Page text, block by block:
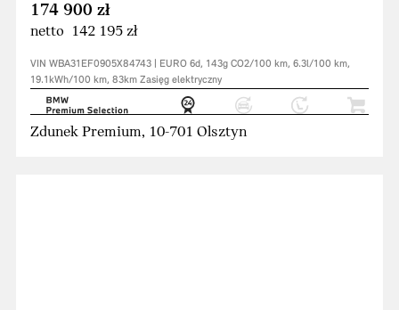
174 900 zł
netto 142 195 zł
VIN WBA31EF0905X84743 | EURO 6d, 143g CO2/100 km, 6.3l/100 km,
19.1kWh/100 km, 83km Zasięg elektryczny
Zdunek Premium, 10-701 Olsztyn